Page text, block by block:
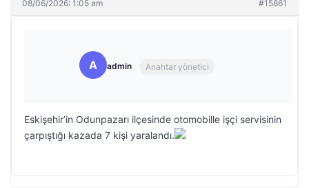
08/06/2026: 1:05 am #15861
A admin Anahtar yönetici
Eskişehir’in Odunpazarı ilçesinde otomobille işçi servisinin
çarpıştığı kazada 7 kişi yaralandı.